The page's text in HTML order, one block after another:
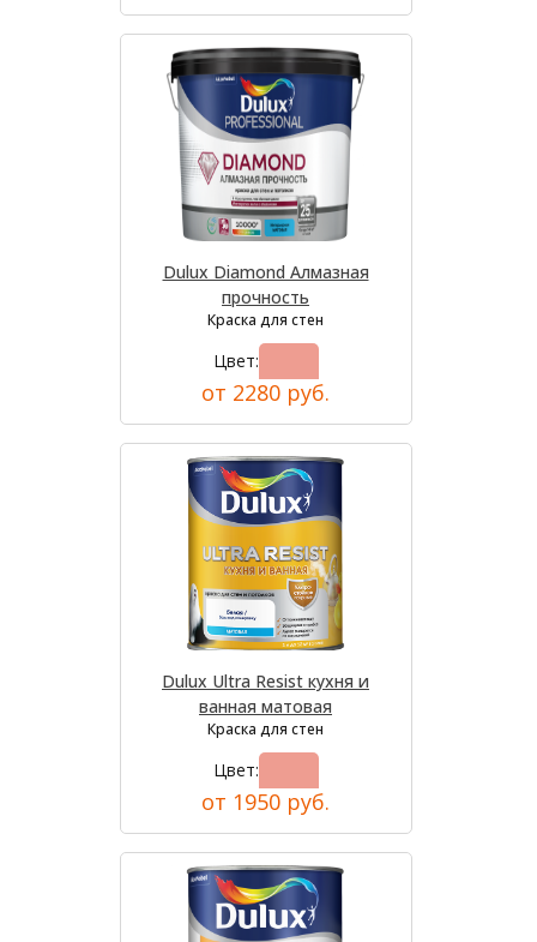
Dulux Diamond Алмазная
прочность
Краска для стен
Цвет:
от 2280 руб.
Dulux Ultra Resist кухня и
ванная матовая
Краска для стен
Цвет:
от 1950 руб.